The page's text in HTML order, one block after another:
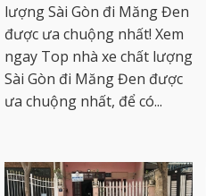
lượng Sài Gòn đi Măng Đen
được ưa chuộng nhất! Xem
ngay Top nhà xe chất lượng
Sài Gòn đi Măng Đen được
ưa chuộng nhất, để có...